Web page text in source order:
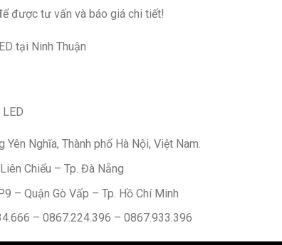
được tư vấn và báo giá chi tiết!
tại Ninh Thuận
Nghĩa, Thành phố Hà Nội, Việt Nam.
Chiểu – Tp. Đà Nẵng
– Quận Gò Vấp – Tp. Hồ Chí Minh
– 0867.224.396 – 0867.933.396